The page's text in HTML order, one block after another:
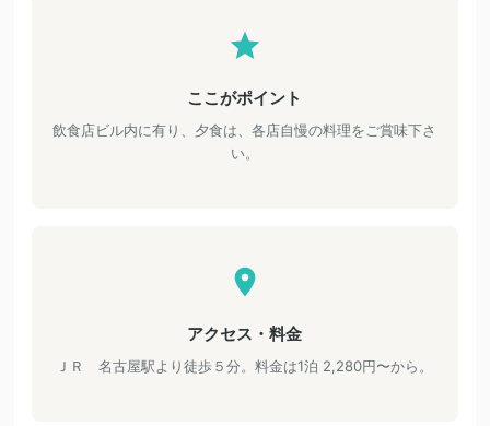
ここがポイント
飲食店ビル内に有り、夕食は、各店自慢の料理をご賞味下さ
い。
アクセス・料金
ＪＲ 名古屋駅より徒歩５分。料金は1泊 2,280円〜から。